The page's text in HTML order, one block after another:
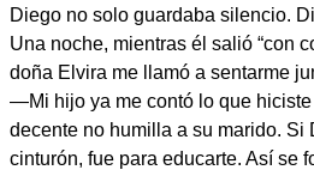
Diego no solo guardaba silencio.
Una noche, mientras él salió “con
doña Elvira me llamó a sentarme
—Mi hijo ya me contó lo que
decente no humilla a su marido. Si
cinturón, fue para educarte. Así se